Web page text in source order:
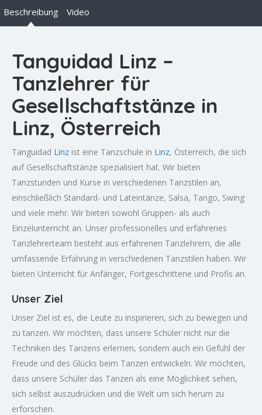
Beschreibung Video
Tanguidad Linz –
Tanzlehrer für
Gesellschaftstänze in
Linz, Österreich
Tanguidad Linz ist eine Tanzschule in Linz, Österreich, die sich
auf Gesellschaftstänze spezialisiert hat. Wir bieten
Tanzstunden und Kurse in verschiedenen Tanzstilen an,
einschließlich Standard- und Lateintänze, Salsa, Tango, Swing
und viele mehr. Wir bieten sowohl Gruppen- als auch
Einzelunterricht an. Unser professionelles und erfahrenes
Tanzlehrerteam besteht aus erfahrenen Tanzlehrern, die alle
umfassende Erfahrung in verschiedenen Tanzstilen haben. Wir
bieten Unterricht für Anfänger, Fortgeschrittene und Profis an.
Unser Ziel
Unser Ziel ist es, die Leute zu inspirieren, sich zu bewegen und
zu tanzen. Wir möchten, dass unsere Schüler nicht nur die
Techniken des Tanzens erlernen, sondern auch ein Gefühl der
Freude und des Glücks beim Tanzen entwickeln. Wir möchten,
dass unsere Schüler das Tanzen als eine Möglichkeit sehen,
sich selbst auszudrücken und die Welt um sich herum zu
erforschen.